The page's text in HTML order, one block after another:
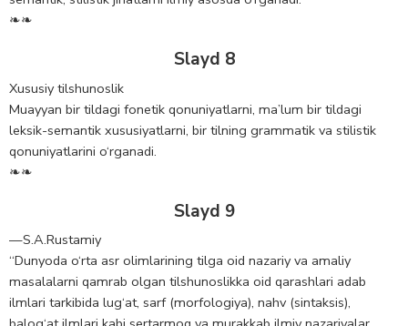
❧❧
Slayd 8
Xususiy tilshunoslik
Muayyan bir tildagi fonetik qonuniyatlarni, ma’lum bir tildagi
leksik-semantik xususiyatlarni, bir tilning grammatik va stilistik
qonuniyatlarini o‘rganadi.
❧❧
Slayd 9
—S.A.Rustamiy
“Dunyoda o‘rta asr olimlarining tilga oid nazariy va amaliy
masalalarni qamrab olgan tilshunoslikka oid qarashlari adab
ilmlari tarkibida lug‘at, sarf (morfologiya), nahv (sintaksis),